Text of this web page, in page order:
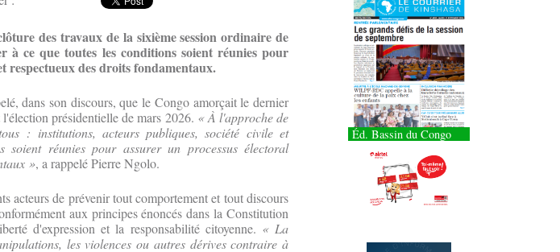
des travaux de la sixième session ordinaire de
ce que toutes les conditions soient réunies pour
respectueux des droits fondamentaux.
dans son discours, que le Congo amorçait le dernier
présidentielle de mars 2026. « À l'approche de
: institutions, acteurs publiques, société civile et
réunies pour assurer un processus électoral
», a rappelé Pierre Ngolo.
acteurs de prévenir tout comportement et tout discours
aux principes énoncés dans la Constitution
d'expression et la responsabilité citoyenne. « La
les violences ou autres dérives contraire à
Éd. Bassin du Congo